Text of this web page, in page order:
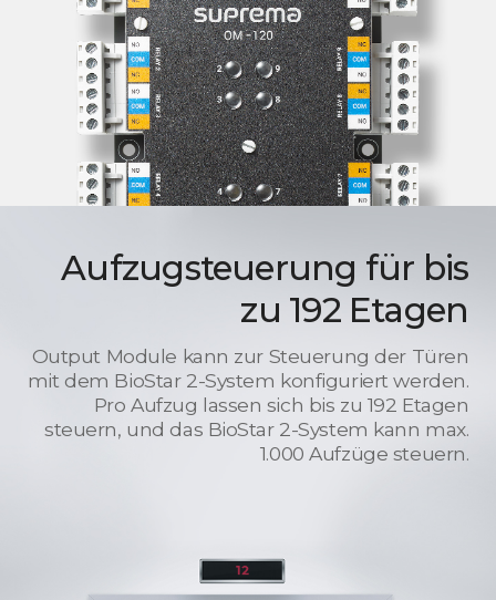
Aufzugsteuerung für bis
zu 192 Etagen
Output Module kann zur Steuerung der Türen
mit dem BioStar 2-System konfiguriert werden.
Pro Aufzug lassen sich bis zu 192 Etagen
steuern, und das BioStar 2-System kann max.
1.000 Aufzüge steuern.